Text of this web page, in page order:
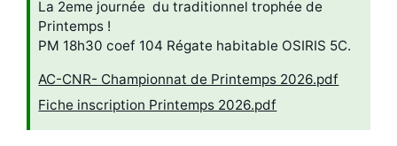
La 2eme journée du traditionnel trophée de
Printemps !
PM 18h30 coef 104 Régate habitable OSIRIS 5C.
AC-CNR- Championnat de Printemps 2026.pdf
Fiche inscription Printemps 2026.pdf